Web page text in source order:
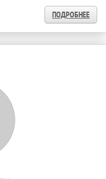
ПОДРОБНЕЕ